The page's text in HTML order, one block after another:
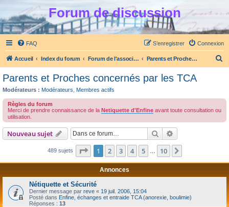
Forum de discussion
FAQ Connexion
S’enregistrer
Accueil Index du forum Forum de l'association Enfine Parents et Proches concernés par les TCA
Parents et Proches concernés par les TCA
Modérateurs : Modérateurs Membres actifs
Règles du forum
Merci de prendre connaissance de la Netiquette d'Enfine avant toute consultation ou
utilisation.
Nouveau sujet Rechercher
489 sujets Page 1sur10
1 2 3 4 5 10
Annonces
Nétiquette et Sécurité
Dernier message par reve « 19 juil. 2006, 15:04
Posté dans Enfine, échanges et entraide TCA (anorexie, boulimie)
Réponses : 13